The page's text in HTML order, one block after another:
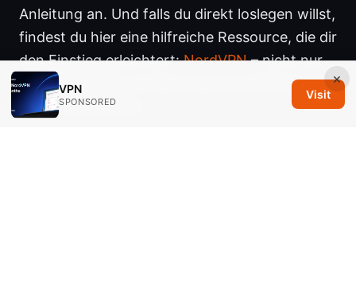
Anleitung an. Und falls du direkt loslegen willst,
findest du hier eine hilfreiche Ressource, die dir
den Einstieg erleichtert:NordVPN– nicht nur
für Mobilgeräte, sondern auch als Referenz zu
VPN-Grundsätzen.
×
VPN
SPONSORED
Visit